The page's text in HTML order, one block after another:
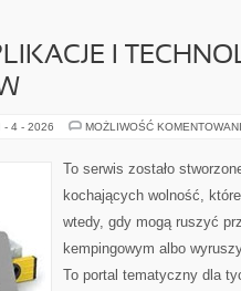
I
- 4 - 2026 MOŻLIWOŚĆ
To serwis zostało
kochających wolność,
wtedy, gdy mogą ruszyć
kempingowym albo
To portal tematyczny dla